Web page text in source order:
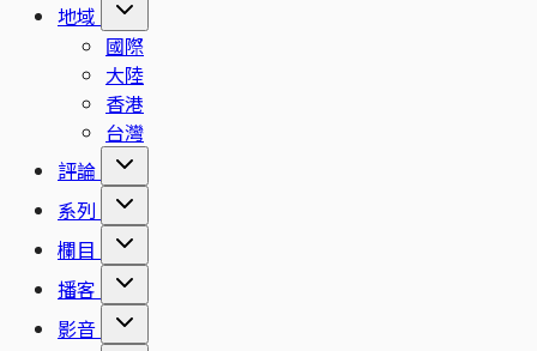
地域
國際
大陸
香港
台灣
評論
系列
欄目
播客
影音